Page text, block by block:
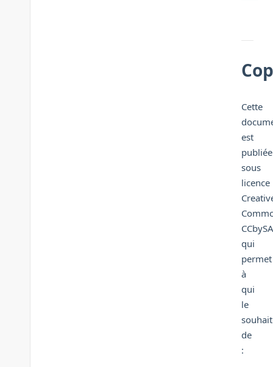
Cette
est
publiée
sous
licence
CCbySA
qui
permet
à
qui
le
de
: